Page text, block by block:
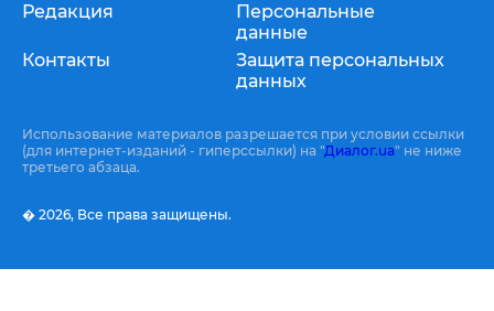
Редакция
Контакты
Персональные
данные
Защита персональных
данных
Использование материалов разрешается при условии ссылки
(для интернет-изданий - гиперссылки) на "Диалог.ua" не ниже
третьего абзаца.
� 2026, Все права защищены.